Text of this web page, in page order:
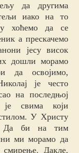
да другима
иако на то
хоћемо да се
а прескачемо
јесу висок
дошли морамо
да освојимо,
је често
на последњој
је свима који
У Христу
Да би на тим
ми морамо да
Дакле,